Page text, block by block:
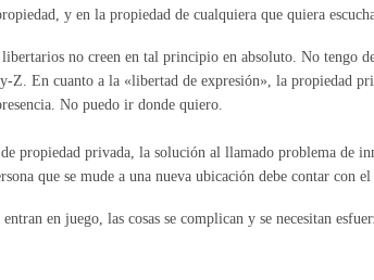
y en la propiedad de cualquiera que quiera
no creen en tal principio en absoluto. No tengo
En cuanto a la «libertad de expresión», la propiedad
No puedo ir donde quiero.
propiedad privada, la solución al llamado problema de
que se mude a una nueva ubicación debe contar con
en juego, las cosas se complican y se necesitan